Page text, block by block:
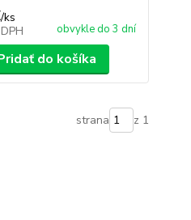
/ks
obvykle do 3 dní
do košíka
strana z 1